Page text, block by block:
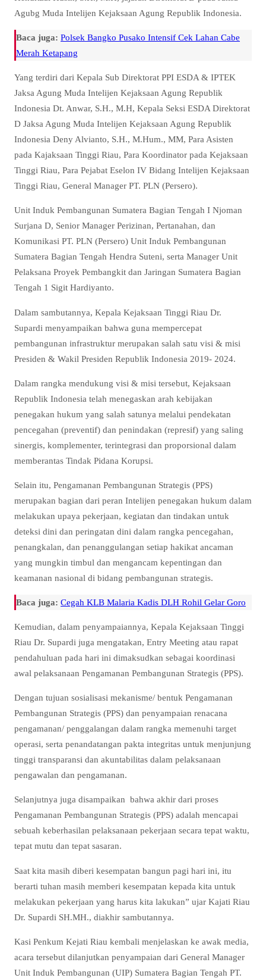
Agubg Muda Intelijen Kejaksaan Agung Republik Indonesia.
Baca juga: Polsek Bangko Pusako Intensif Cek Lahan Cabe
Merah Ketapang
Yang terdiri dari Kepala Sub Direktorat PPI ESDA & IPTEK
Jaksa Agung Muda Intelijen Kejaksaan Agung Republik
Indonesia Dt. Anwar, S.H., M.H, Kepala Seksi ESDA Direktorat
D Jaksa Agung Muda Intelijen Kejaksaan Agung Republik
Indonesia Deny Alvianto, S.H., M.Hum., MM, Para Asisten
pada Kajaksaan Tinggi Riau, Para Koordinator pada Kejaksaan
Tinggi Riau, Para Pejabat Eselon IV Bidang Intelijen Kejaksaan
Tinggi Riau, General Manager PT. PLN (Persero).
Unit Induk Pembangunan Sumatera Bagian Tengah I Njoman
Surjana D, Senior Manager Perizinan, Pertanahan, dan
Komunikasi PT. PLN (Persero) Unit Induk Pembangunan
Sumatera Bagian Tengah Hendra Suteni, serta Manager Unit
Pelaksana Proyek Pembangkit dan Jaringan Sumatera Bagian
Tengah 1 Sigit Hardiyanto.
Dalam sambutannya, Kepala Kejaksaan Tinggi Riau Dr.
Supardi menyampaikan bahwa guna mempercepat
pembangunan infrastruktur merupakan salah satu visi & misi
Presiden & Wakil Presiden Republik Indonesia 2019- 2024.
Dalam rangka mendukung visi & misi tersebut, Kejaksaan
Republik Indonesia telah menegaskan arah kebijakan
penegakan hukum yang salah satunya melalui pendekatan
pencegahan (preventif) dan penindakan (represif) yang saling
sinergis, komplementer, terintegrasi dan proporsional dalam
memberantas Tindak Pidana Korupsi.
Selain itu, Pengamanan Pembangunan Strategis (PPS)
merupakan bagian dari peran Intelijen penegakan hukum dalam
melakukan upaya pekerjaan, kegiatan dan tindakan untuk
deteksi dini dan peringatan dini dalam rangka pencegahan,
penangkalan, dan penanggulangan setiap hakikat ancaman
yang mungkin timbul dan mengancam kepentingan dan
keamanan nasional di bidang pembangunan strategis.
Baca juga: Cegah KLB Malaria Kadis DLH Rohil Gelar Goro
Kemudian, dalam penyampaiannya, Kepala Kejaksaan Tinggi
Riau Dr. Supardi juga mengatakan, Entry Meeting atau rapat
pendahuluan pada hari ini dimaksudkan sebagai koordinasi
awal pelaksanaan Pengamanan Pembangunan Strategis (PPS).
Dengan tujuan sosialisasi mekanisme/ bentuk Pengamanan
Pembangunan Strategis (PPS) dan penyampaian renacana
pengamanan/ penggalangan dalam rangka memenuhi target
operasi, serta penandatangan pakta integritas untuk menjunjung
tinggi transparansi dan akuntabilitas dalam pelaksanaan
pengawalan dan pengamanan.
Selanjutnya juga disampaikan bahwa akhir dari proses
Pengamanan Pembangunan Strategis (PPS) adalah mencapai
sebuah keberhasilan pelaksanaan pekerjaan secara tepat waktu,
tepat mutu dan tepat sasaran.
Saat kita masih diberi kesempatan bangun pagi hari ini, itu
berarti tuhan masih memberi kesempatan kepada kita untuk
melakukan pekerjaan yang harus kita lakukan” ujar Kajati Riau
Dr. Supardi SH.MH., diakhir sambutannya.
Kasi Penkum Kejati Riau kembali menjelaskan ke awak media,
acara tersebut dilanjutkan penyampaian dari General Manager
Unit Induk Pembangunan (UIP) Sumatera Bagian Tengah PT.